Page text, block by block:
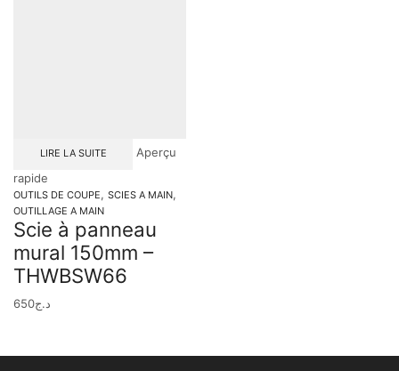
LIRE LA SUITE
Aperçu
rapide
OUTILS DE COUPE, SCIES A MAIN,
OUTILLAGE A MAIN
Scie à panneau
mural 150mm –
THWBSW66
د.ج650